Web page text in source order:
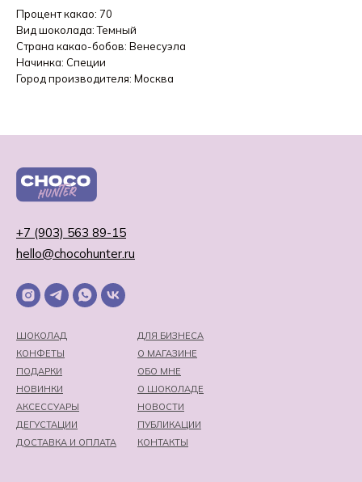
Процент какао: 70
Вид шоколада: Темный
Страна какао-бобов: Венесуэла
Начинка: Специи
Город производителя: Москва
ДЛЯ БИЗНЕСА
ШОКОЛАД
+7 (903) 563 89-15
О МАГАЗИНЕ
КОНФЕТЫ
О ШОКОЛАДЕ
НОВИНКИ
hello@chocohunter.ru
НОВОСТИ
АКСЕССУАРЫ
ПУБЛИКАЦИИ
КОНТАКТЫ
ДЕГУСТАЦИИ
ДОСТАВКА И ОПЛАТА
ОБО МНЕ
ПОДАРКИ